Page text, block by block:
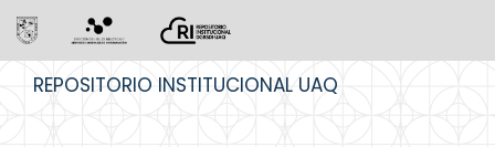
REPOSITORIO INSTITUCIONAL UAQ